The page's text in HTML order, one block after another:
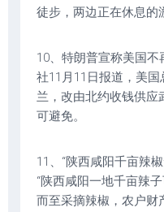
徒步，两边正在休息的
10、特朗普宣称美国
社11月11日报道，美
兰，改由北约收钱供应
可避免。
11、“陕西咸阳千亩辣
“陕西咸阳一地千亩辣
而至采摘辣椒，农户财